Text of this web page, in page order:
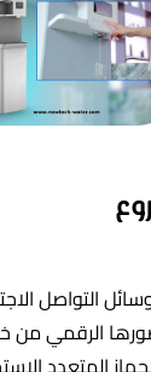
التواصل
الرقمي من
المتعدد